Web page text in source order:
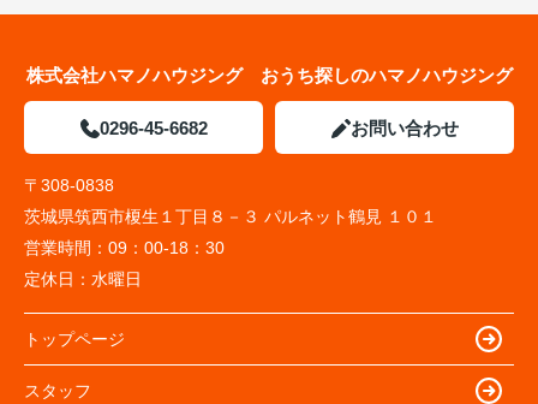
株式会社ハマノハウジング おうち探しのハマノハウジング
0296-45-6682 お問い合わせ
〒308-0838
茨城県筑西市榎生１丁目８－３ パルネット鶴見 １０１
営業時間： 09：00-18：30
定休日： 水曜日
トップページ
スタッフ